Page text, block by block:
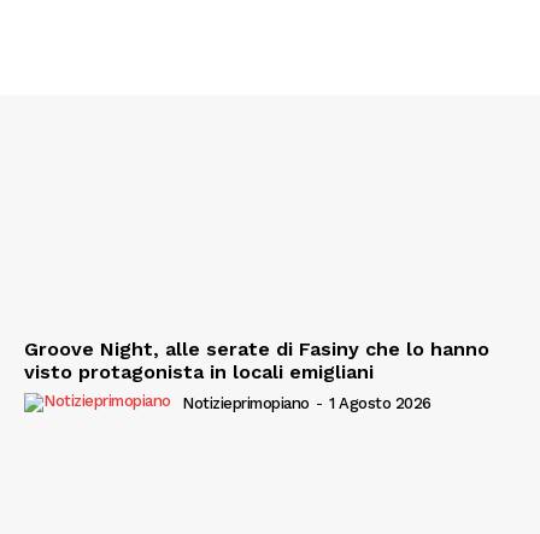
Groove Night, alle serate di Fasiny che lo hanno
visto protagonista in locali emigliani
Notizieprimopiano - 1 Agosto 2026